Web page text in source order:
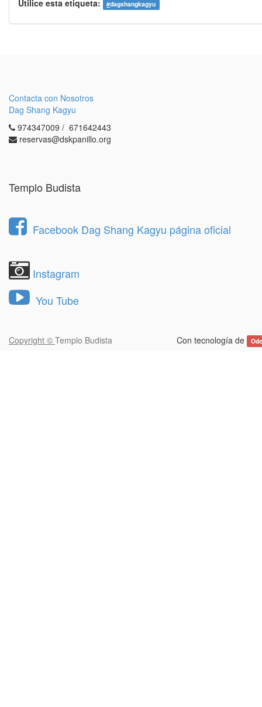
Utilice esta etiqueta: #dagshangkagyu
Contacta con Nosotros
Dag Shang Kagyu
974347009 / 671642443
reservas@dskpanillo.org
Templo Budista
Facebook Dag Shang Kagyu página oficial
Instagram
You Tube
Con tecnología de
Copyright © Templo Budista